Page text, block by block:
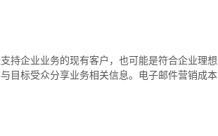
持企业业务的现有客户，也可能是符合企业理想
目标受众分享业务相关信息。电子邮件营销成本